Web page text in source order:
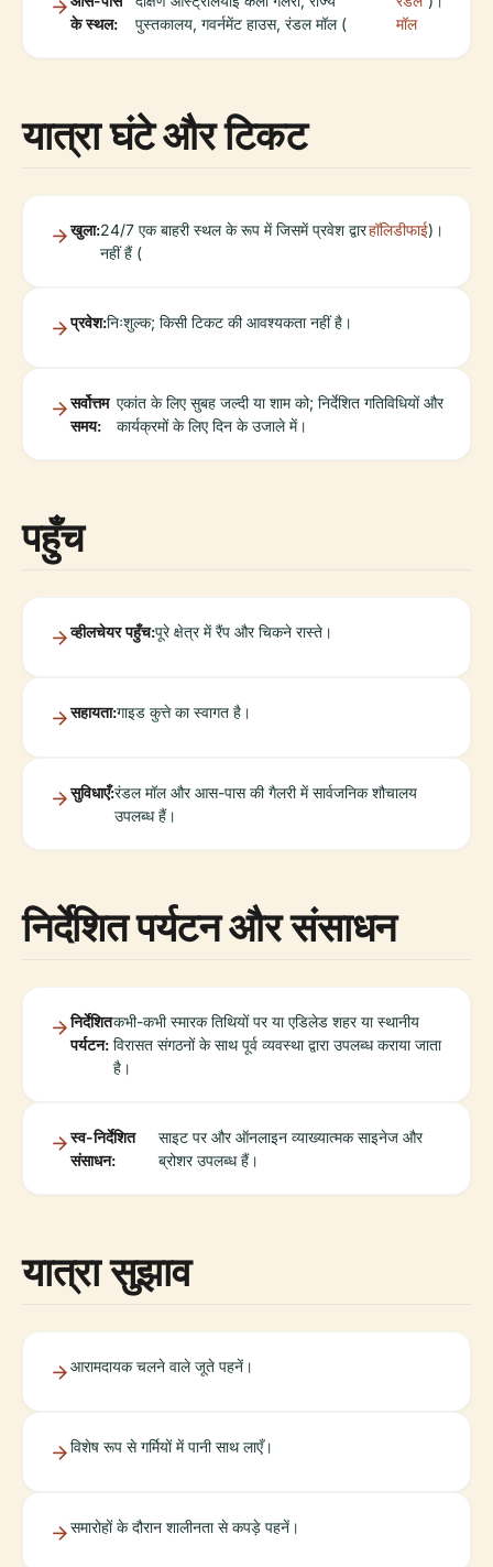
के स्थल:
पुस्तकालय, गवर्नमेंट हाउस, रंडल मॉल (
मॉल
यात्रा घंटे और टिकट
खुला:24/7 एक बाहरी स्थल के रूप में जिसमें प्रवेश द्वार
नहीं हैं (
हॉलिडीफाई)।
प्रवेश:निःशुल्क; किसी टिकट की आवश्यकता नहीं है।
सर्वोत्तम
समय:
एकांत के लिए सुबह जल्दी या शाम को; निर्देशित गतिविधियों और
कार्यक्रमों के लिए दिन के उजाले में।
पहुँच
व्हीलचेयर पहुँच:पूरे क्षेत्र में रैंप और चिकने रास्ते।
सहायता:गाइड कुत्ते का स्वागत है।
सुविधाएँ:रंडल मॉल और आस-पास की गैलरी में सार्वजनिक शौचालय
उपलब्ध हैं।
निर्देशित पर्यटन और संसाधन
निर्देशित
पर्यटन:
कभी-कभी स्मारक तिथियों पर या एडिलेड शहर या स्थानीय
विरासत संगठनों के साथ पूर्व व्यवस्था द्वारा उपलब्ध कराया जाता
है।
स्व-निर्देशित
संसाधन:
साइट पर और ऑनलाइन व्याख्यात्मक साइनेज और
ब्रोशर उपलब्ध हैं।
यात्रा सुझाव
आरामदायक चलने वाले जूते पहनें।
विशेष रूप से गर्मियों में पानी साथ लाएँ।
समारोहों के दौरान शालीनता से कपड़े पहनें।